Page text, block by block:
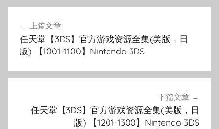
导
航
上篇文章
任天堂【3DS】官方游戏资源全集(美版，日
版) 【1001-1100】Nintendo 3DS
下篇文章
任天堂【3DS】官方游戏资源全集(美版，日
版) 【1201-1300】Nintendo 3DS